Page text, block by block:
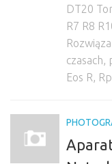
DT20
R7 R8
czasach,
Eos R,